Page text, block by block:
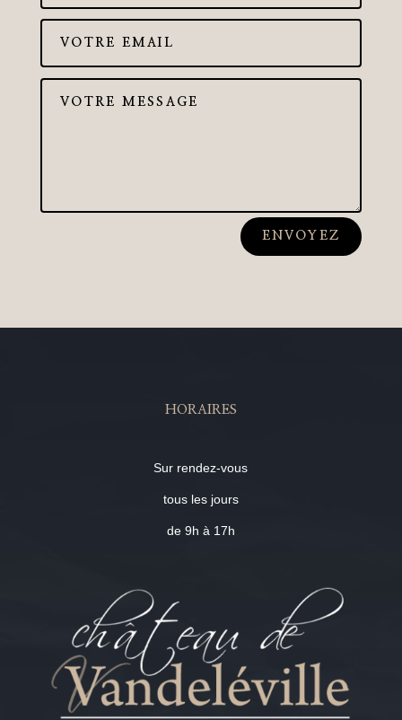
ENVOYEZ
HORAIRES
Sur rendez-vous
tous les jours
de 9h à 17h